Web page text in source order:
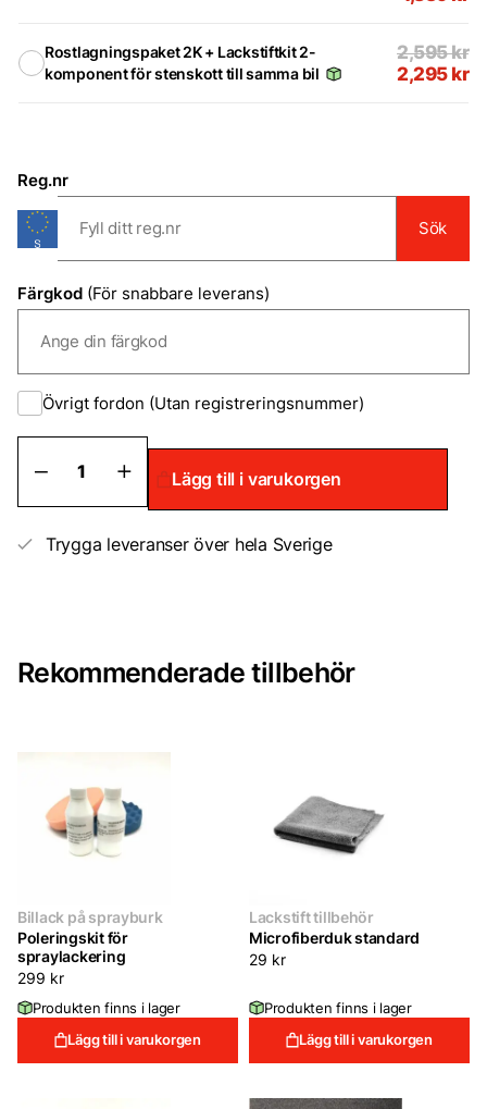
Rostlagningspaket 2K + Lackstiftkit 2-
komponent för stenskott till samma bil
2,595kr
2,295 kr
Reg.nr
Sök
Färgkod (För snabbare leverans)
Övrigt fordon (Utan registreringsnummer)
Rostlagningspaket
2K
mängd
Lägg till i varukorgen
Trygga leveranser över hela Sverige
Rekommenderade tillbehör
Billack på sprayburk
Poleringskit för
spraylackering
299 kr
Produkten finns i lager
Lägg till i varukorgen
Lackstift tillbehör
Microfiberduk standard
29 kr
Produkten finns i lager
Lägg till i varukorgen